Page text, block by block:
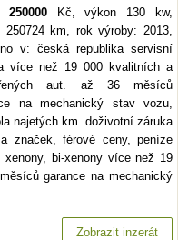
250000Kč, výkon 130 kw,
250724 km, rok výroby: 2013,
v: česká republika servisní
více než 19 000 kvalitních a
aut. až 36 měsíců
na mechanický stav vozu,
najetých km. doživotní záruka
značek, férové ceny, peníze
bi-xenony více než 19
garance na mechanický
Zobrazit inzerát